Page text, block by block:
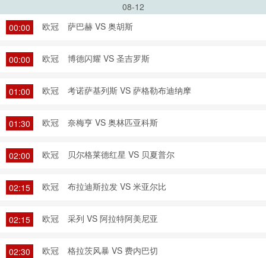
08-12
00:00
欧冠 萨巴赫 VS 奥胡斯
00:00 欧冠 博德闪耀 VS 圣吉罗斯
01:00 欧冠 考诺萨基列斯 VS 萨格勒布迪纳摩
01:30 欧冠 奈梅亨 VS 奥林匹亚科斯
02:00 欧冠 贝尔格莱德红星 VS 贝夏普尔
02:15 欧冠 布拉迪斯拉发 VS 米亚尔比
02:15 欧冠 采列 VS 阿拉特阿美尼亚
02:30 欧冠 格拉茨风暴 VS 费内巴切